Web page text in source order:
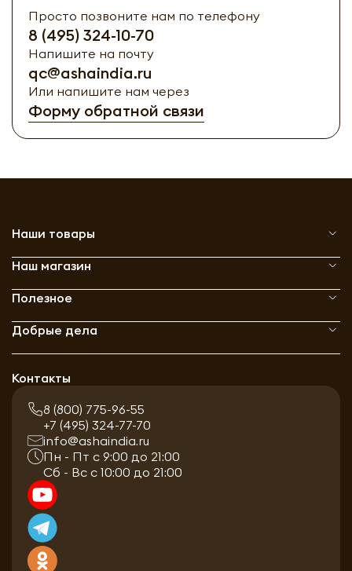
Просто позвоните нам по телефону
8 (495) 324-10-70
Напишите на почту
qc@ashaindia.ru
Или напишите нам через
Форму обратной связи
Наши товары
Наш магазин
Полезное
Добрые дела
Контакты
8 (800) 775-96-55
+7 (495) 324-77-70
info@ashaindia.ru
Пн - Пт с 9:00 до 21:00
Сб - Вс с 10:00 до 21:00